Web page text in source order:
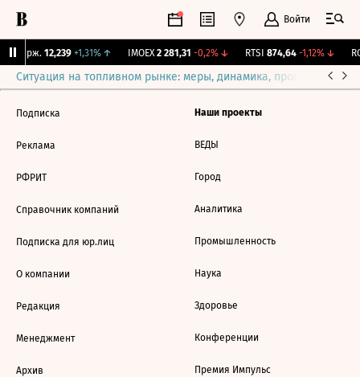
Войти
Бирж. 12,239 +1,31%↑ IMOEX 2 281,31 -0,2%↓ RTSI 874,64 -1,12%↓
Ситуация на топливном рынке: меры, динамика, прогнозы
Подписка
Реклама
РФРИТ
Справочник компаний
Подписка для юр.лиц
О компании
Редакция
Менеджмент
Архив
Наши проекты
ВЕДЫ
Город
Аналитика
Промышленность
Наука
Здоровье
Конференции
Премия Импульс